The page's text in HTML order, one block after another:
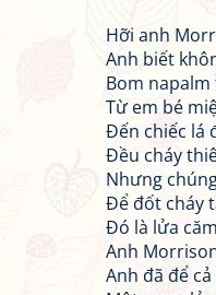
Hỡi anh
Anh biết
Bom
Từ em bé
Đến chiếc lá
Đều cháy
Nhưng
Để đốt cháy
Đó là lửa
Anh
Anh đã để